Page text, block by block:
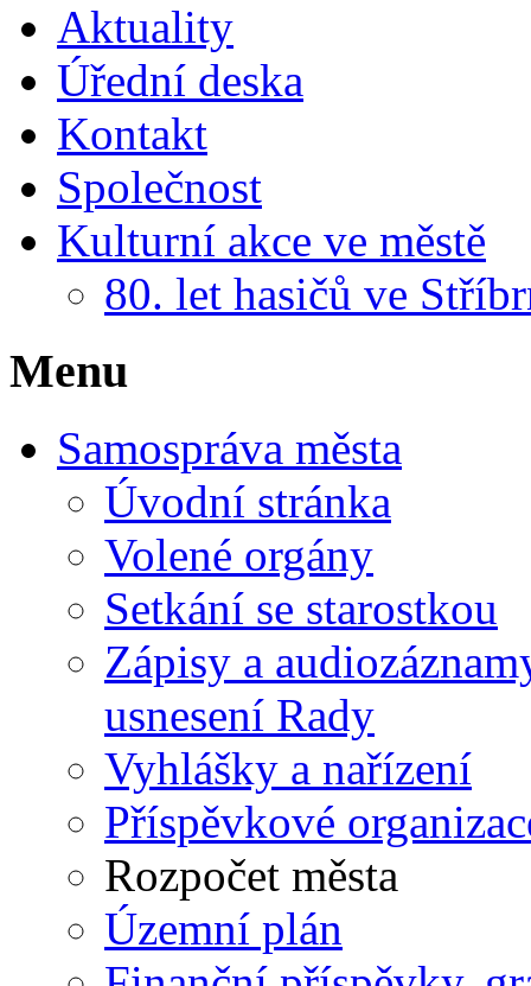
Aktuality
Úřední deska
Kontakt
Společnost
Kulturní akce ve městě
80. let hasičů ve
Menu
Samospráva města
Úvodní stránka
Volené orgány
Setkání se starostkou
Zápisy a
usnesení Rady
Vyhlášky a nařízení
Příspěvkové
Rozpočet města
Územní plán